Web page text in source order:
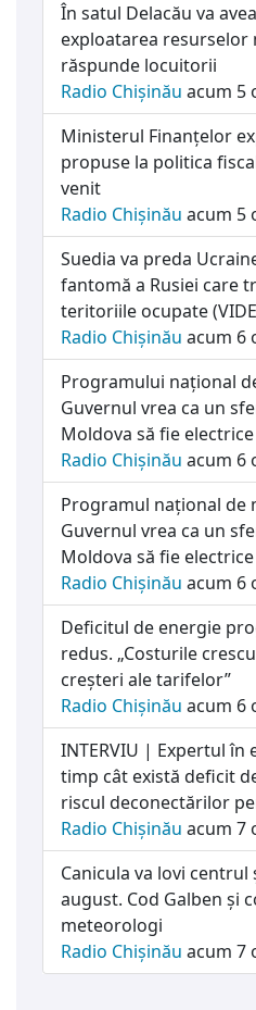
În satul Delacău va
exploatarea resurselor
răspunde locuitorii
Radio Chișinău acum 5
Ministerul Finanțelor
propuse la politica
venit
Radio Chișinău acum 5
Suedia va preda
fantomă a Rusiei care
teritoriile ocupate
Radio Chișinău acum 6
Programului național
Guvernul vrea ca un
Moldova să fie
Radio Chișinău acum 6
Programul național de
Guvernul vrea ca un
Moldova să fie
Radio Chișinău acum 6
Deficitul de energie
redus. „Costurile
creșteri ale tarifelor”
Radio Chișinău acum 6
INTERVIU | Expertul în
timp cât există deficit
riscul deconectărilor
Radio Chișinău acum 7
Canicula va lovi centrul
august. Cod Galben și
meteorologi
Radio Chișinău acum 7